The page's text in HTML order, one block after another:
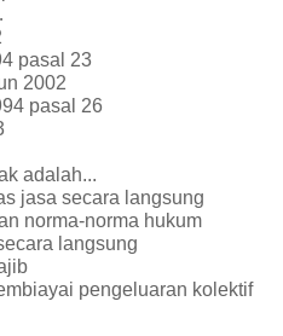
pasal 23
2002
pasal 26
adalah...
jasa secara langsung
norma-norma hukum
langsung
pengeluaran kolektif